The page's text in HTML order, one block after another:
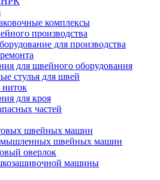
комплексы
производства
для производства
для швейного оборудования
стулья для швей
для кроя
частей
швейных машин
швейных машин
оверлок
машины